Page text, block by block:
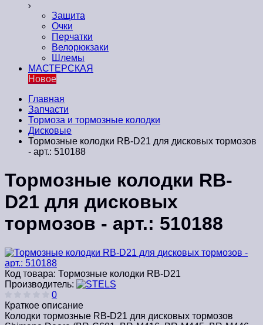
Защита
Очки
Перчатки
Велорюкзаки
Шлемы
МАСТЕРСКАЯ
Новое
Главная
Запчасти
Тормоза и тормозные колодки
Дисковые
Тормозные колодки RB-D21 для дисковых тормозов
- арт.: 510188
Тормозные колодки RB-
D21 для дисковых
тормозов - арт.: 510188
Код товара: Тормозные колодки RB-D21
Производитель:
0
Краткое описание
Колодки тормозные RB-D21 для дисковых тормозов